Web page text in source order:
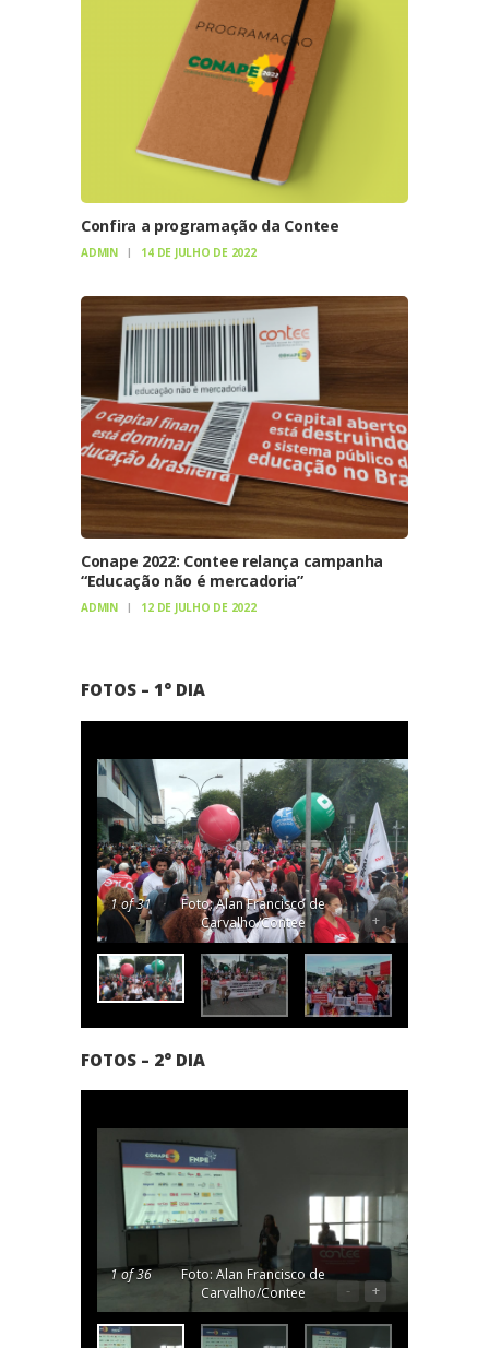
Confira a programação da Contee
ADMIN 14 DE JULHO DE 2022
Conape 2022: Contee relança campanha
“Educação não é mercadoria”
ADMIN 12 DE JULHO DE 2022
FOTOS – 1° DIA
1of 31
Foto: Alan Francisco de
Carvalho/Contee
- +
FOTOS – 2° DIA
1of 36
Foto: Alan Francisco de
Carvalho/Contee
- +